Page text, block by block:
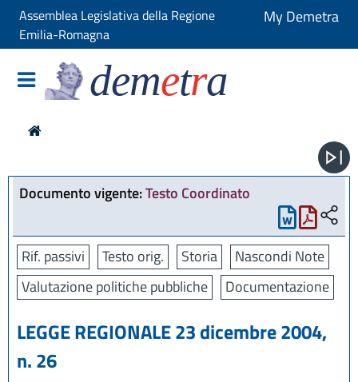
Assemblea Legislativa della Regione
Emilia-Romagna
My Demetra
demetra
Documento vigente:Testo Coordinato
Rif. passivi Testo orig. Storia
Nascondi Note
Valutazione politiche pubbliche
Documentazione
LEGGE REGIONALE 23 dicembre 2004,
n. 26